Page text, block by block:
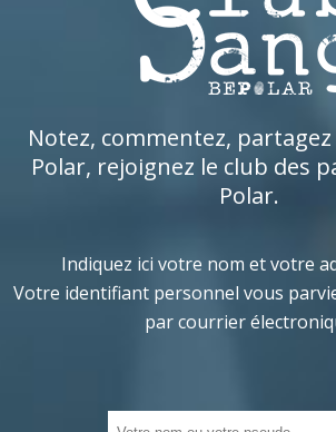
Notez, commentez,
Polar, rejoignez le club des
Polar.
Indiquez ici votre nom et votre
Votre identifiant personnel vous
par courrier